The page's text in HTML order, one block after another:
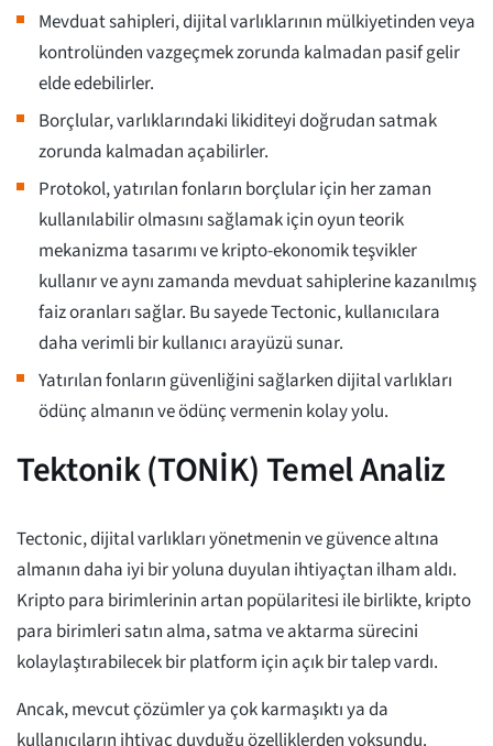
Mevduat sahipleri, dijital varlıklarının mülkiyetinden veya
kontrolünden vazgeçmek zorunda kalmadan pasif gelir
elde edebilirler.
Borçlular, varlıklarındaki likiditeyi doğrudan satmak
zorunda kalmadan açabilirler.
Protokol, yatırılan fonların borçlular için her zaman
kullanılabilir olmasını sağlamak için oyun teorik
mekanizma tasarımı ve kripto-ekonomik teşvikler
kullanır ve aynı zamanda mevduat sahiplerine kazanılmış
faiz oranları sağlar. Bu sayede Tectonic, kullanıcılara
daha verimli bir kullanıcı arayüzü sunar.
Yatırılan fonların güvenliğini sağlarken dijital varlıkları
ödünç almanın ve ödünç vermenin kolay yolu.
Tektonik (TONİK) Temel Analiz
Tectonic, dijital varlıkları yönetmenin ve güvence altına
almanın daha iyi bir yoluna duyulan ihtiyaçtan ilham aldı.
Kripto para birimlerinin artan popülaritesi ile birlikte, kripto
para birimleri satın alma, satma ve aktarma sürecini
kolaylaştırabilecek bir platform için açık bir talep vardı.
Ancak, mevcut çözümler ya çok karmaşıktı ya da
kullanıcıların ihtiyaç duyduğu özelliklerden yoksundu.